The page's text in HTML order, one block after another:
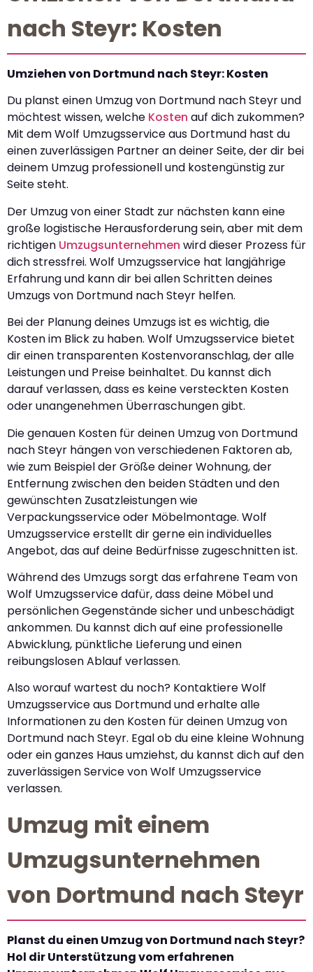
nach Steyr: Kosten
Umziehen von Dortmund nach Steyr: Kosten
Du planst einen Umzug von Dortmund nach Steyr und
möchtest wissen, welche Kosten auf dich zukommen?
Mit dem Wolf Umzugsservice aus Dortmund hast du
einen zuverlässigen Partner an deiner Seite, der dir bei
deinem Umzug professionell und kostengünstig zur
Seite steht.
Der Umzug von einer Stadt zur nächsten kann eine
große logistische Herausforderung sein, aber mit dem
richtigen Umzugsunternehmen wird dieser Prozess für
dich stressfrei. Wolf Umzugsservice hat langjährige
Erfahrung und kann dir bei allen Schritten deines
Umzugs von Dortmund nach Steyr helfen.
Bei der Planung deines Umzugs ist es wichtig, die
Kosten im Blick zu haben. Wolf Umzugsservice bietet
dir einen transparenten Kostenvoranschlag, der alle
Leistungen und Preise beinhaltet. Du kannst dich
darauf verlassen, dass es keine versteckten Kosten
oder unangenehmen Überraschungen gibt.
Die genauen Kosten für deinen Umzug von Dortmund
nach Steyr hängen von verschiedenen Faktoren ab,
wie zum Beispiel der Größe deiner Wohnung, der
Entfernung zwischen den beiden Städten und den
gewünschten Zusatzleistungen wie
Verpackungsservice oder Möbelmontage. Wolf
Umzugsservice erstellt dir gerne ein individuelles
Angebot, das auf deine Bedürfnisse zugeschnitten ist.
Während des Umzugs sorgt das erfahrene Team von
Wolf Umzugsservice dafür, dass deine Möbel und
persönlichen Gegenstände sicher und unbeschädigt
ankommen. Du kannst dich auf eine professionelle
Abwicklung, pünktliche Lieferung und einen
reibungslosen Ablauf verlassen.
Also worauf wartest du noch? Kontaktiere Wolf
Umzugsservice aus Dortmund und erhalte alle
Informationen zu den Kosten für deinen Umzug von
Dortmund nach Steyr. Egal ob du eine kleine Wohnung
oder ein ganzes Haus umziehst, du kannst dich auf den
zuverlässigen Service von Wolf Umzugsservice
verlassen.
Umzug mit einem
Umzugsunternehmen
von Dortmund nach Steyr
Planst du einen Umzug von Dortmund nach Steyr?
Hol dir Unterstützung vom erfahrenen